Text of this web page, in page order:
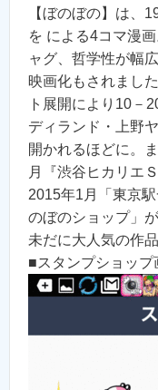
【ぼのぼの】は、
を による4コマ漫
ャグ、哲学性が幅
映画化もされまし
ト展開により10－
ディランド・上野
開かれるほどに。
月『渋谷ヒカリエ
2015年1月「東京
のぼのショップ」
未だに大人気の作
■スタンプショップ